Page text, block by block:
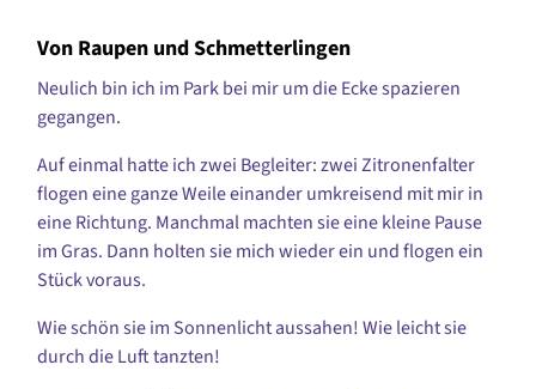
Von Raupen und Schmetterlingen
Neulich bin ich im Park bei mir um die Ecke spazieren
gegangen.
Auf einmal hatte ich zwei Begleiter: zwei Zitronenfalter
flogen eine ganze Weile einander umkreisend mit mir in
eine Richtung. Manchmal machten sie eine kleine Pause
im Gras. Dann holten sie mich wieder ein und flogen ein
Stück voraus.
Wie schön sie im Sonnenlicht aussahen! Wie leicht sie
durch die Luft tanzten!